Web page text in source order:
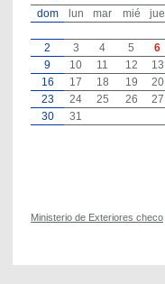
dom lun mar mié jue
2
3 4 5 6
9
10 11 12 13
16
17 18 19 20
23
24 25 26 27
30
31
Ministerio de Exteriores checo